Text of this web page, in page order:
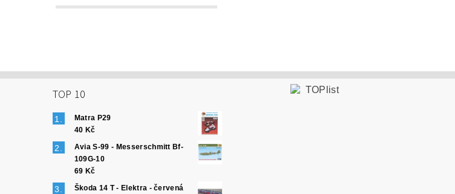
TOP 10
Matra P29
40 Kč
Avia S-99 - Messerschmitt Bf-
109G-10
69 Kč
Škoda 14 T - Elektra - červená